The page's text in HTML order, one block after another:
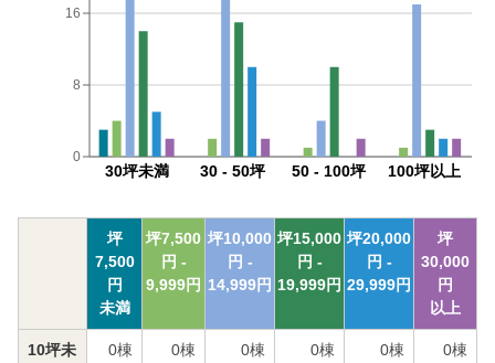
30坪未満 30 - 50坪 50 - 100坪 100坪以上
0
8
16
坪
7,500
円
未満
坪7,500
円 -
9,999円
坪10,000
円 -
14,999円
坪15,000
円 -
19,999円
坪20,000
円 -
29,999円
坪
30,000
円
以上
10坪未
0棟 0棟 0棟 0棟 0棟 0棟